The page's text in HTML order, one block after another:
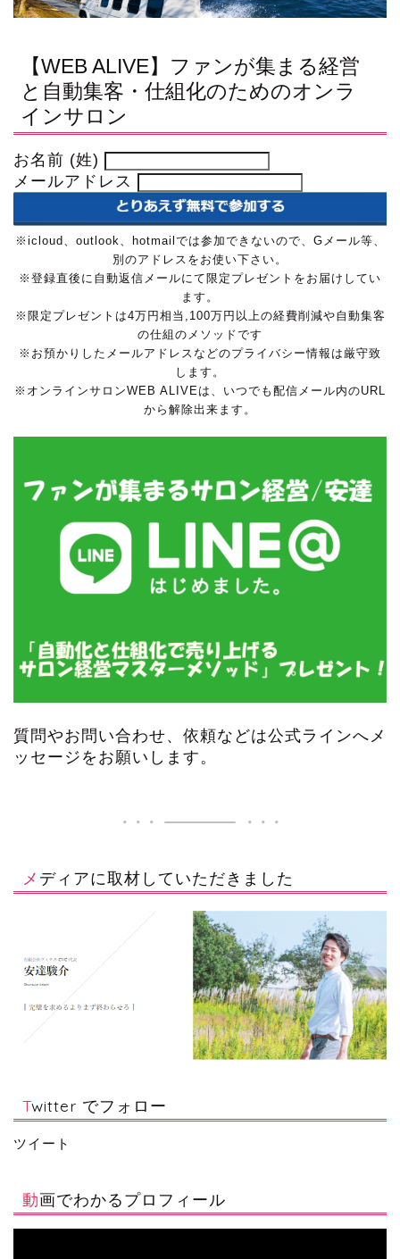
【WEB ALIVE】ファンが集まる経営
と自動集客・仕組化のためのオンラ
インサロン
お名前 (姓)
メールアドレス
※icloud、outlook、hotmailでは参加できないので、Gメール等、
別のアドレスをお使い下さい。
※登録直後に自動返信メールにて限定プレゼントをお届けしてい
ます。
※限定プレゼントは4万円相当,100万円以上の経費削減や自動集客
の仕組のメソッドです
※お預かりしたメールアドレスなどのプライバシー情報は厳守致
します。
※オンラインサロンWEB ALIVEは、いつでも配信メール内のURL
から解除出来ます。
質問やお問い合わせ、依頼などは公式ラインへメ
ッセージをお願いします。
メディアに取材していただきました
Twitter でフォロー
ツイート
動画でわかるプロフィール